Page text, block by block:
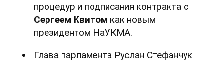
процедур и подписания контракта с
Сергеем Квитом как новым
президентом НаУКМА.
Глава парламента Руслан Стефанчук